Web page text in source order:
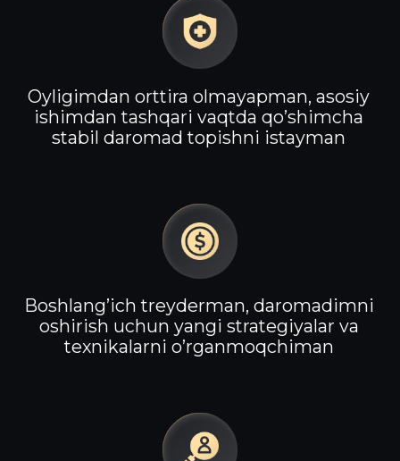
Emotsiyalarga berilmasdan
xavfsiz boshqarishni o’rganasiz
BOSHQARUV
QOBILIYATI
hamda texnikalar orqali daromadingizni
SAMARALI
DAROMAD
Asosiy ishingizdan tashqari, kam vaqt
sarflab yaxshi daromad qila olasiz